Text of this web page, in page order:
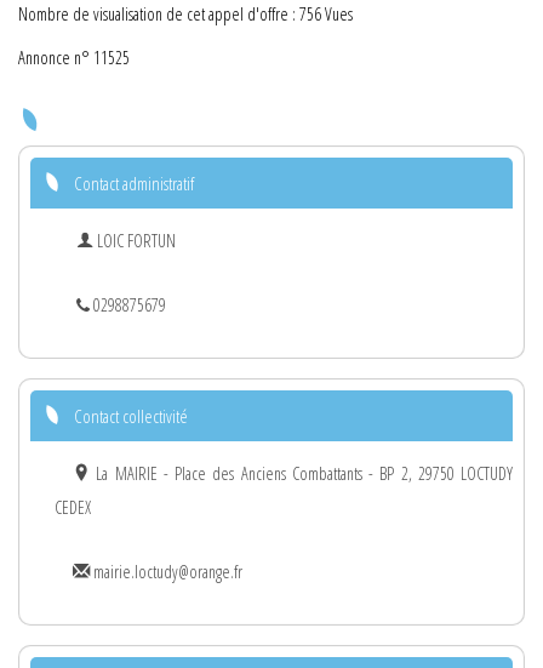
Nombre de visualisation de cet appel d'offre : 756 Vues
Annonce n° 11525
Contact administratif
LOIC FORTUN
0298875679
Contact collectivité
La MAIRIE - Place des Anciens Combattants - BP 2, 29750 LOCTUDY
CEDEX
mairie.loctudy@orange.fr